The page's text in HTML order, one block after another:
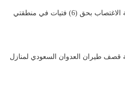
بيان إدانة جريمة الاغتصاب بحق (6) فتيات في منطقتي
قصف طيران العدوان السعودي لمنازل